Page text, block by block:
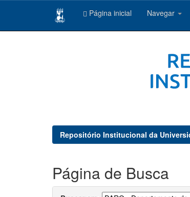
Página inicial Navegar
Repositório Institucional da
Página de Busca